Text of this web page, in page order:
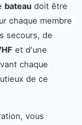
bateau doit être
chaque membre
secours, de
et d'une
chaque
de ce
vous